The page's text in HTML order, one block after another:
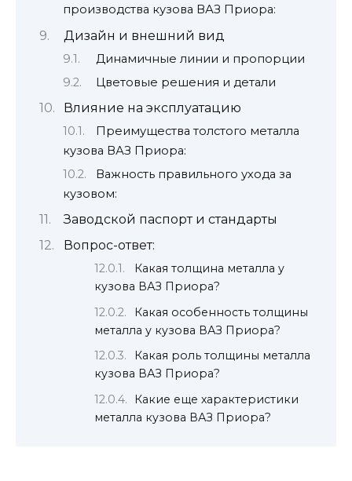
производства кузова ВАЗ Приора:
Дизайн и внешний вид
Динамичные линии и пропорции
Цветовые решения и детали
Влияние на эксплуатацию
Преимущества толстого металла
кузова ВАЗ Приора:
Важность правильного ухода за
кузовом:
Заводской паспорт и стандарты
Вопрос-ответ:
Какая толщина металла у
кузова ВАЗ Приора?
Какая особенность толщины
металла у кузова ВАЗ Приора?
Какая роль толщины металла
кузова ВАЗ Приора?
Какие еще характеристики
металла кузова ВАЗ Приора?